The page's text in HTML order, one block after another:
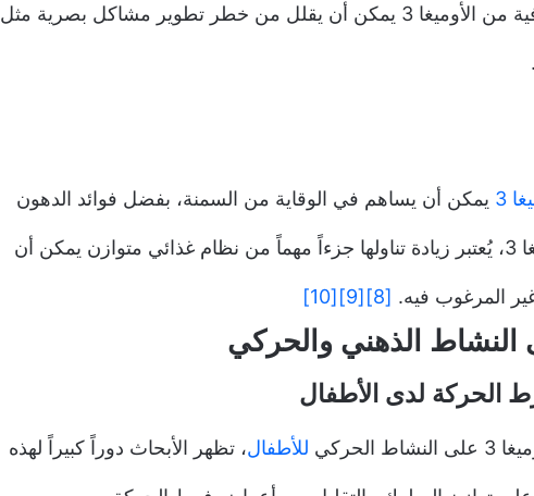
بالتالي، فإن تناول كميات كافية من الأوميغا 3 يمكن أن يقلل من خطر تطوير مشاكل بصرية مثل
3 يمكن أن يساهم في الوقاية من السمنة، بفضل فوائد الدهون
الصحية الموجودة في الأوميغا 3، يُعتبر زيادة تناولها جزءاً مهماً من نظام غذائي متوازن يمكن أن
المرغوب فيه. [8]
[9]
[10]
الحركة لدى الأطفال
للأطفال، تظهر الأبحاث دوراً كبيراً لهذه